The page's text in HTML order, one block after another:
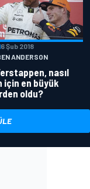
6 Şub 2018
ANDERSON
nasıl
için en büyük
oldu?